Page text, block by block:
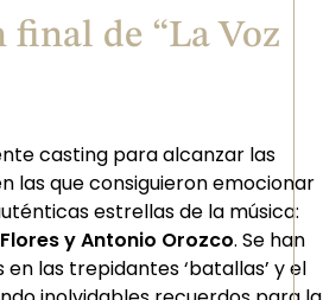
final de “La Voz
casting para alcanzar las
las que consiguieron emocionar
estrellas de la música:
y Antonio Orozco. Se han
las trepidantes ‘batallas’ y el